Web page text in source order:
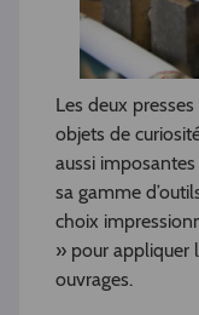
Les deux
objets de
aussi
sa gamme
choix
» pour appliquer
ouvrages.